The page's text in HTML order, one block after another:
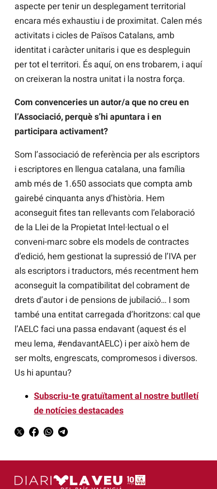
aspecte per tenir un desplegament territorial
encara més exhaustiu i de proximitat. Calen més
activitats i cicles de Països Catalans, amb
identitat i caràcter unitaris i que es despleguin
per tot el territori. És aquí, on ens trobarem, i aquí
on creixeran la nostra unitat i la nostra força.
Com convenceries un autor/a que no creu en
l’Associació, perquè s’hi apuntara i en
participara activament?
Som l’associació de referència per als escriptors
i escriptores en llengua catalana, una família
amb més de 1.650 associats que compta amb
gairebé cinquanta anys d’història. Hem
aconseguit fites tan rellevants com l’elaboració
de la Llei de la Propietat Intel·lectual o el
conveni-marc sobre els models de contractes
d’edició, hem gestionat la supressió de l’IVA per
als escriptors i traductors, més recentment hem
aconseguit la compatibilitat del cobrament de
drets d’autor i de pensions de jubilació… I som
també una entitat carregada d’horitzons: cal que
l’AELC faci una passa endavant (aquest és el
meu lema, #endavantAELC) i per això hem de
ser molts, engrescats, compromesos i diversos.
Us hi apuntau?
Subscriu-te gratuïtament al nostre butlletí
de notícies destacades